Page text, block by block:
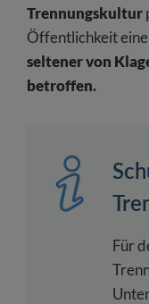
Trennungskultur
Öffentlichkeit
seltener von
betroffen.
Für